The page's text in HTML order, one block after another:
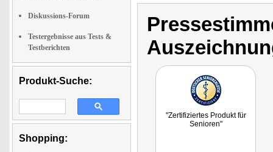
Diskussions-Forum
Testergebnisse aus Tests &
Testberichten
Produkt-Suche:
Shopping:
"Zertifiziertes Produkt für
Senioren"